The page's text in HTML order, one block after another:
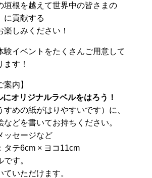
垣根を越えて世界中の皆さまの
に貢献する
楽しみください！
験イベントをたくさんご用意して
す！
案内】
オリジナルラベルをはろう！
すめの紙がはりやすいです）に、
などを書いてお持ちください。
ッセージなど
タテ6cm × ヨコ11cm
す。
ていただけます。